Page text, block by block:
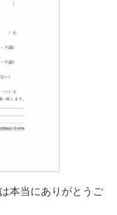
本当にありがとうご